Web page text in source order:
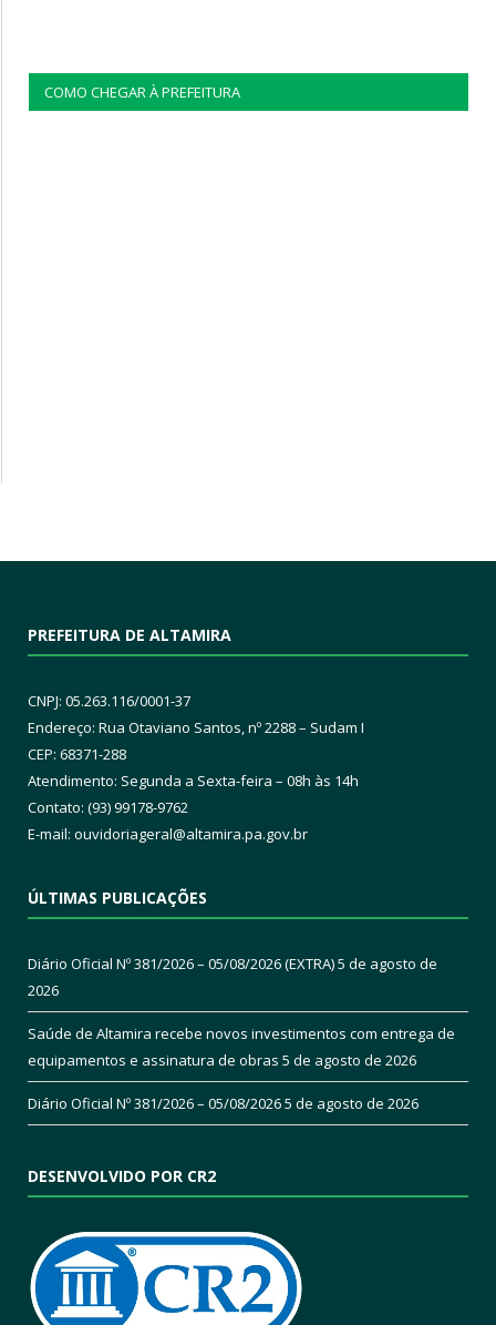
COMO CHEGAR À PREFEITURA
PREFEITURA DE ALTAMIRA
CNPJ: 05.263.116/0001-37
Endereço: Rua Otaviano Santos, nº 2288 – Sudam I
CEP: 68371-288
Atendimento: Segunda a Sexta-feira – 08h às 14h
Contato: (93) 99178-9762
E-mail: ouvidoriageral@altamira.pa.gov.br
ÚLTIMAS PUBLICAÇÕES
Diário Oficial Nº 381/2026 – 05/08/2026 (EXTRA)5 de agosto de
2026
Saúde de Altamira recebe novos investimentos com entrega de
equipamentos e assinatura de obras 5 de agosto de 2026
Diário Oficial Nº 381/2026 – 05/08/20265 de agosto de 2026
DESENVOLVIDO POR CR2